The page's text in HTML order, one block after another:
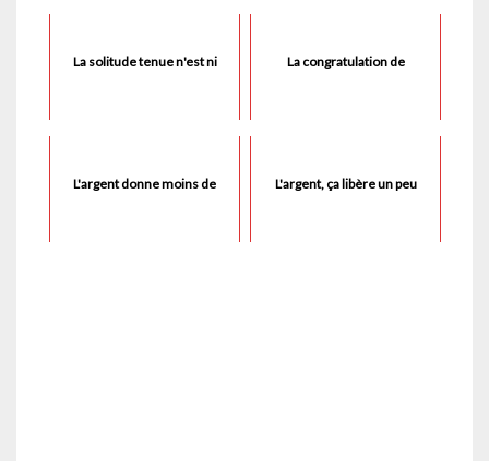
La solitude tenue n'est ni La congratulation de
L'argent donne moins de L'argent, ça libère un peu